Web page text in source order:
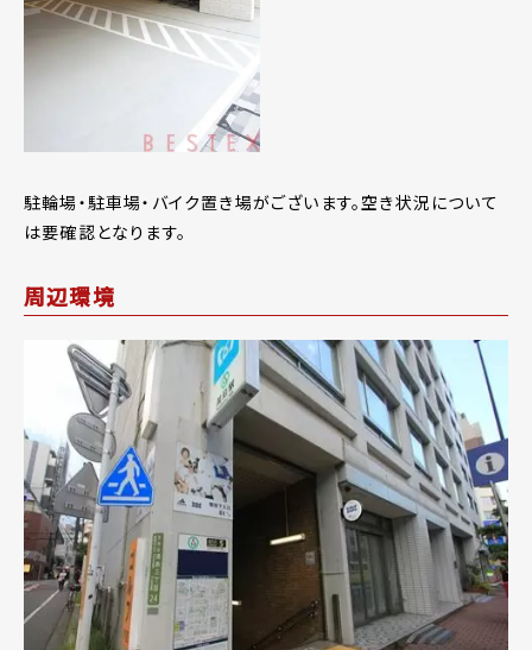
駐輪場・駐車場・バイク置き場がございます。空き状況について
は要確認となります。
周辺環境